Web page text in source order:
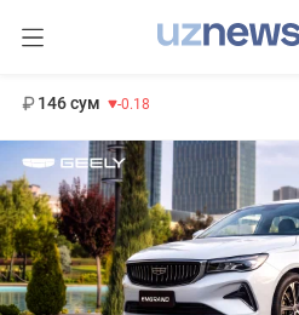
146 сум -0.18